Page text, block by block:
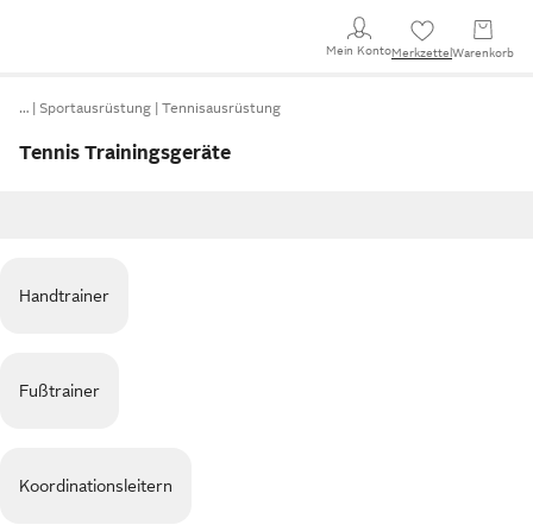
Mein KontoMerkzettel Warenkorb
… Sportausrüstung Tennisausrüstung
Tennis Trainingsgeräte
Handtrainer
Fußtrainer
Koordinationsleitern